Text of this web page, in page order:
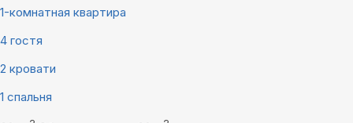
1-комнатная квартира
4 гостя
2 кровати
1 спальня